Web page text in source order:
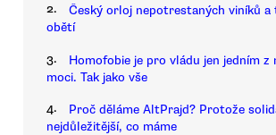
2.
Český orloj nepotrestaných viníků a
obětí
3.
Homofobie je pro vládu jen jedním z
moci. Tak jako vše
4.
Proč děláme AltPrajd? Protože
nejdůležitější, co máme